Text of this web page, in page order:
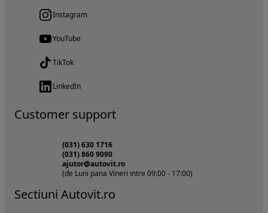
Instagram
YouTube
TikTok
LinkedIn
Customer support
(031) 630 1716
(031) 860 9090
ajutor@autovit.ro
(de Luni pana Vineri intre 09:00 - 17:00)
Sectiuni Autovit.ro